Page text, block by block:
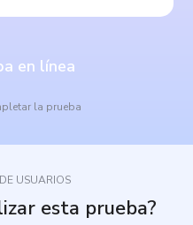
en línea
la prueba
USUARIOS
esta prueba?